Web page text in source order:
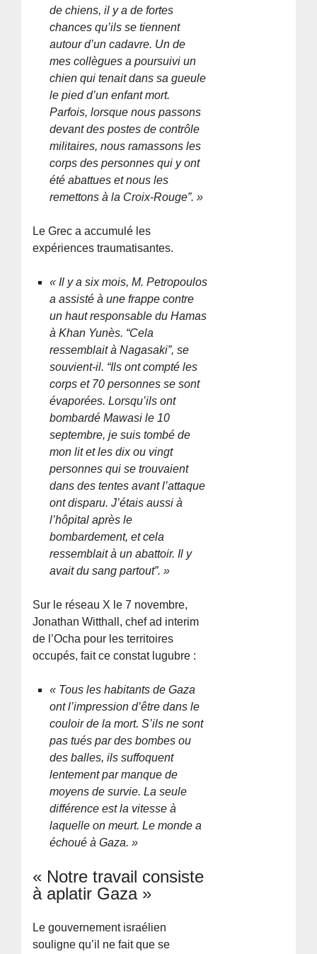
de chiens, il y a de fortes
chances qu’ils se tiennent
autour d’un cadavre. Un de
mes collègues a poursuivi un
chien qui tenait dans sa gueule
le pied d’un enfant mort.
Parfois, lorsque nous passons
devant des postes de contrôle
militaires, nous ramassons les
corps des personnes qui y ont
été abattues et nous les
remettons à la Croix-Rouge”. »
Le Grec a accumulé les
expériences traumatisantes.
« Il y a six mois, M. Petropoulos
a assisté à une frappe contre
un haut responsable du Hamas
à Khan Yunès. “Cela
ressemblait à Nagasaki”, se
souvient-il. “Ils ont compté les
corps et 70 personnes se sont
évaporées. Lorsqu’ils ont
bombardé Mawasi le 10
septembre, je suis tombé de
mon lit et les dix ou vingt
personnes qui se trouvaient
dans des tentes avant l’attaque
ont disparu. J’étais aussi à
l’hôpital après le
bombardement, et cela
ressemblait à un abattoir. Il y
avait du sang partout”. »
Sur le réseau X le 7 novembre,
Jonathan Witthall, chef ad interim
de l’Ocha pour les territoires
occupés, fait ce constat lugubre :
« Tous les habitants de Gaza
ont l’impression d’être dans le
couloir de la mort. S’ils ne sont
pas tués par des bombes ou
des balles, ils suffoquent
lentement par manque de
moyens de survie. La seule
différence est la vitesse à
laquelle on meurt. Le monde a
échoué à Gaza. »
« Notre travail consiste
à aplatir Gaza »
Le gouvernement israélien
souligne qu’il ne fait que se